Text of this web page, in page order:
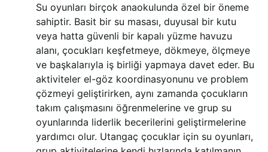
Su oyunları birçok anaokulunda özel bir öneme
sahiptir. Basit bir su masası, duyusal bir kutu
veya hatta güvenli bir kapalı yüzme havuzu
alanı, çocukları keşfetmeye, dökmeye, ölçmeye
ve başkalarıyla iş birliği yapmaya davet eder. Bu
aktiviteler el-göz koordinasyonunu ve problem
çözmeyi geliştirirken, aynı zamanda çocukların
takım çalışmasını öğrenmelerine ve grup su
oyunlarında liderlik becerilerini geliştirmelerine
yardımcı olur. Utangaç çocuklar için su oyunları,